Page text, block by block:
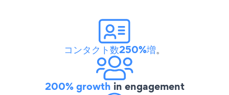
コンタクト数250%増。
200% growth in engagement